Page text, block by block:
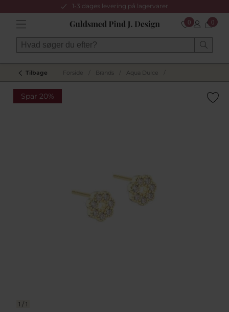
1-3 dages levering på lagervarer
0 0
Tilbage Forside Brands Aqua Dulce
Spar 20%
1 / 1